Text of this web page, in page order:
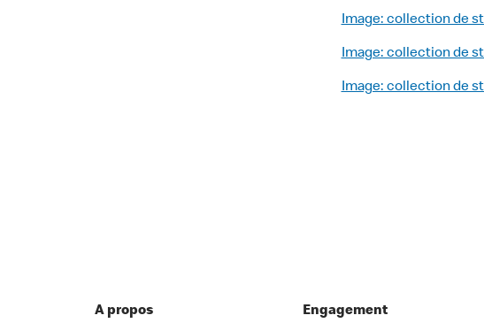
Image: collection de
Image: collection de
Image: collection de
A propos Engagement